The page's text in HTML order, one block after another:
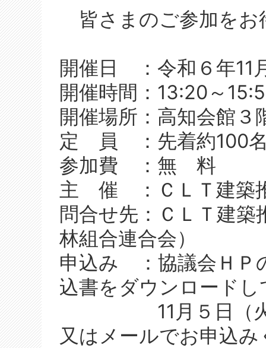
皆さまのご参加をお
開催日 ：令和６年11
開催時間：13:20～
開催場所：高知会館
定 員 ：先着約100
参加費 ：無 料
主 催 ：ＣＬＴ建築
問合せ先：ＣＬＴ建築
林組合連合会）
申込み ：協議会ＨＰ
込書をダウンロード
11月５日（火）
又はメールでお申込